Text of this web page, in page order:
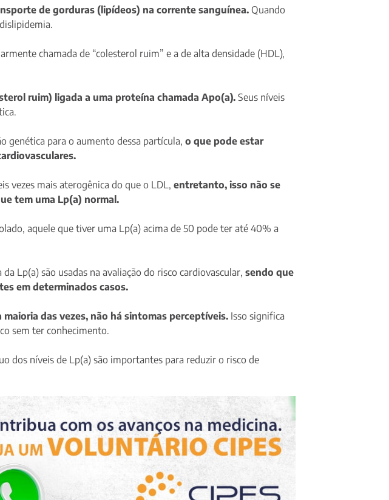
de gorduras (lipídeos) na corrente sanguínea. Quando
chamada de “colesterol ruim” e a de alta densidade (HDL),
ruim) ligada a uma proteína chamada Apo(a). Seus níveis
genética para o aumento dessa partícula, o que pode estar
vezes mais aterogênica do que o LDL, entretanto, isso não se
tem uma Lp(a) normal.
aquele que tiver uma Lp(a) acima de 50 pode ter até 40% a
Lp(a) são usadas na avaliação do risco cardiovascular, sendo que
em determinados casos.
das vezes, não há sintomas perceptíveis. Isso significa
sem ter conhecimento.
dos níveis de Lp(a) são importantes para reduzir o risco de